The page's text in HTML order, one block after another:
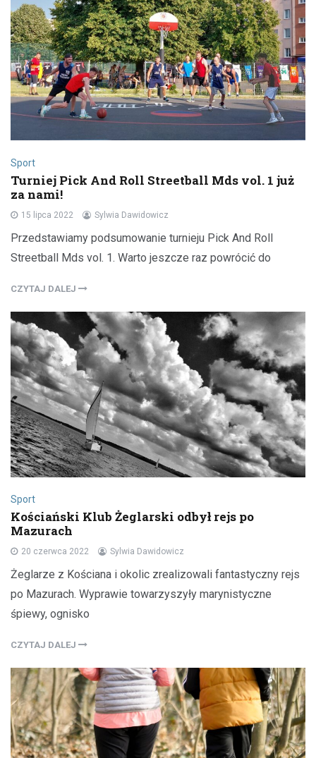
Sport
Turniej Pick And Roll Streetball Mds vol. 1 już
za nami!
15 lipca 2022 Sylwia Dawidowicz
Przedstawiamy podsumowanie turnieju Pick And Roll
Streetball Mds vol. 1. Warto jeszcze raz powrócić do
CZYTAJ DALEJ
Sport
Kościański Klub Żeglarski odbył rejs po
Mazurach
20 czerwca 2022 Sylwia Dawidowicz
Żeglarze z Kościana i okolic zrealizowali fantastyczny rejs
po Mazurach. Wyprawie towarzyszyły marynistyczne
śpiewy, ognisko
CZYTAJ DALEJ